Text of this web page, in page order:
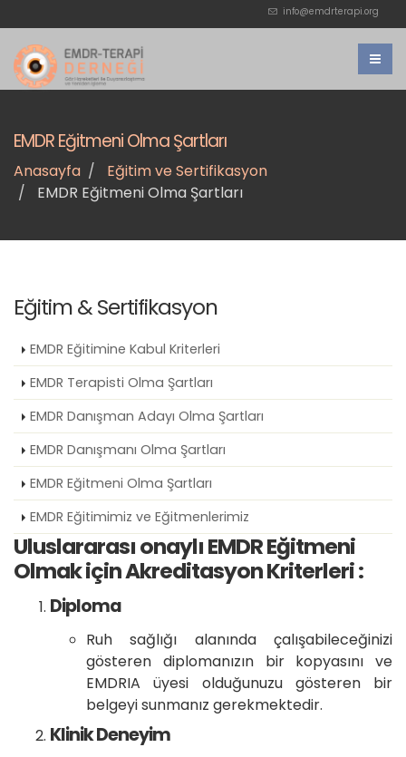
info@emdrterapi.org
EMDR Eğitmeni Olma Şartları
Anasayfa
Eğitim ve Sertifikasyon
EMDR Eğitmeni Olma Şartları
Eğitim & Sertifikasyon
EMDR Eğitimine Kabul Kriterleri
EMDR Terapisti Olma Şartları
EMDR Danışman Adayı Olma Şartları
EMDR Danışmanı Olma Şartları
EMDR Eğitmeni Olma Şartları
EMDR Eğitimimiz ve Eğitmenlerimiz
Uluslararası onaylı EMDR Eğitmeni
Olmak için Akreditasyon Kriterleri :
Diploma
Ruh sağlığı alanında çalışabileceğinizi
gösteren diplomanızın bir kopyasını ve
EMDRIA üyesi olduğunuzu gösteren bir
belgeyi sunmanız gerekmektedir.
Klinik Deneyim